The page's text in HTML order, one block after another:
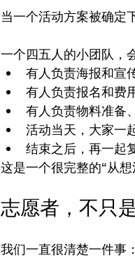
当一个活动方案被确定
一个四五人的小团队，
有人负责海报和宣
有人负责报名和费
有人负责物料准备
活动当天，大家一
结束之后，再一起
这是一个很完整的“从想
志愿者，不只
我们一直很清楚一件事：